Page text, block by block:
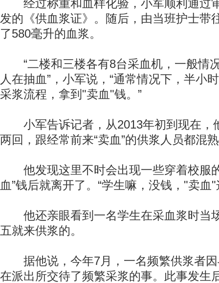
经过称重和血样化验，小军顺利通过
发的《供血浆证》。随后，由当班护士带
了580毫升的血浆。
“二楼和三楼各有8台采血机，一般情
人在抽血”，小军说，“通常情况下，半小
采浆流程，拿到"卖血"钱。”
小军告诉记者，从2013年初到现在，
两回，跟经常前来“卖血”的供浆人员都混
他发现这里不时会出现一些穿着校服
血”钱后就离开了。“学生嘛，没钱，"卖血
他还亲眼看到一名学生在采血浆时当
五就来供浆的。
据他说，今年7月，一名频繁供浆者因
在派出所交待了频繁采浆的事。此事发生